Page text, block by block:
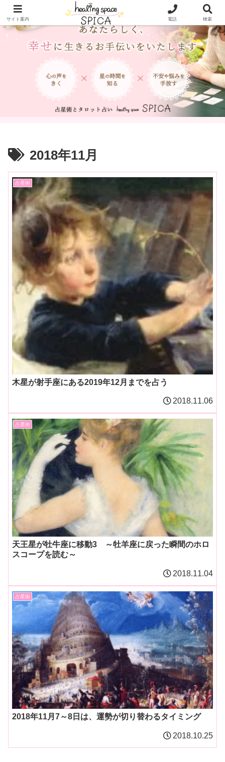
2018年11月
占星術
木星が射手座にある2019年12月までを占う
2018.11.06
占星術
天王星が牡牛座に移動3 ～牡羊座に戻った瞬間のホロ
スコープを読む～
2018.11.04
占星術
2018年11月7～8日は、運勢が切り替わるタイミング
2018.10.25
サイト案内 電話 検索